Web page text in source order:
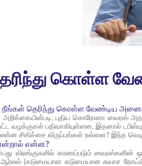
கொள்ள
தெரிந்து கொள்ள வேண்டிய
புதிய கொரோனா வைரஸ் அதன்
வழக்குகள் பதிவாகியுள்ளன, இதனால்
சிகிச்சை விருப்பங்கள் உள்ளன? இந்த
என்ன?
விலங்குகளில் காணப்படும் வைரஸ்களின் ஒரு
(கடுமையான கடுமையான சுவாச